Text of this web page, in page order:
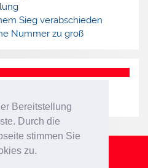
Bereitstellung
Durch die
stimmen Sie
zu.
Sieg verabschieden
Nummer zu groß